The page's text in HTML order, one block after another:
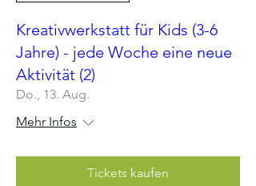
Kreativwerkstatt für Kids (3-6
Jahre) - jede Woche eine neue
Aktivität (2)
Do., 13. Aug.
Mehr Infos
Tickets kaufen